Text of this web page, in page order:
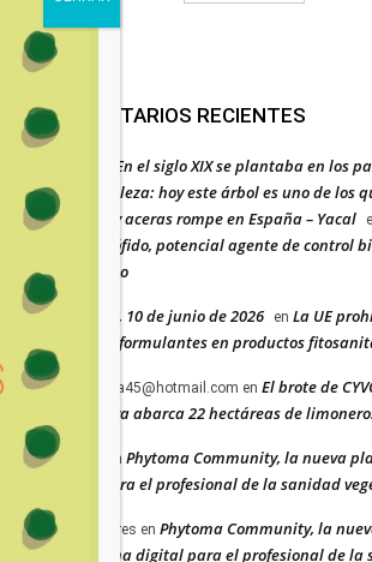
COMENTARIOS RECIENTES
Xataka – En el siglo XIX se plantaba en los
por su belleza: hoy este árbol es uno de los
tuberías y aceras rompe en España – Yacal
ácaro eriófido, potencial agente de control
del ailanto
miércoles, 10 de junio de 2026 en La UE
nuevos coformulantes en productos
juancervera45@hotmail.com en El brote de
Alicante ya abarca 22 hectáreas de
Editorial en Phytoma Community, la nueva
digital para el profesional de la sanidad
Vicent Barres en Phytoma Community, la
plataforma digital para el profesional de la